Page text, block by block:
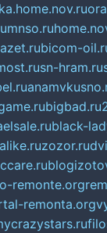
mnso.ru
bicom-
sn-hram.ru
bigbad.ru
black-
zozor.ru
o-remonte.org
remonta.org